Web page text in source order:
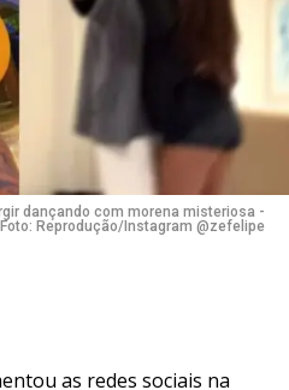
dançando com morena misteriosa -
Foto: Reprodução/Instagram @zefelipe
as redes sociais na